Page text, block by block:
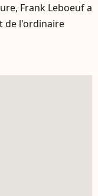
Frank Leboeuf a
de l'ordinaire